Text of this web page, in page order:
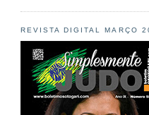
REVISTA DIGITAL MARÇO